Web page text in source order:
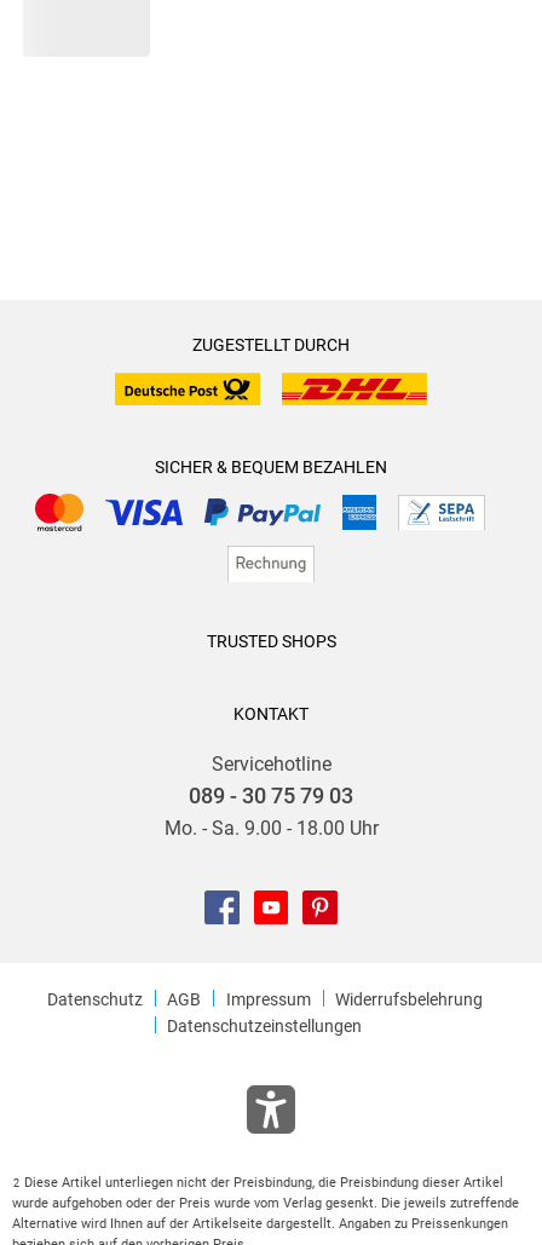
ZUGESTELLT DURCH
SICHER & BEQUEM BEZAHLEN
TRUSTED SHOPS
KONTAKT
Servicehotline
089 - 30 75 79 03
Mo. - Sa. 9.00 - 18.00 Uhr
Datenschutz AGB Impressum
Widerrufsbelehrung
Datenschutzeinstellungen
2
Diese Artikel unterliegen nicht der Preisbindung, die Preisbindung dieser Artikel
wurde aufgehoben oder der Preis wurde vom Verlag gesenkt. Die jeweils zutreffende
Alternative wird Ihnen auf der Artikelseite dargestellt. Angaben zu Preissenkungen